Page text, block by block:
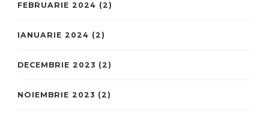
FEBRUARIE 2024 (2)
IANUARIE 2024 (2)
DECEMBRIE 2023 (2)
NOIEMBRIE 2023 (2)